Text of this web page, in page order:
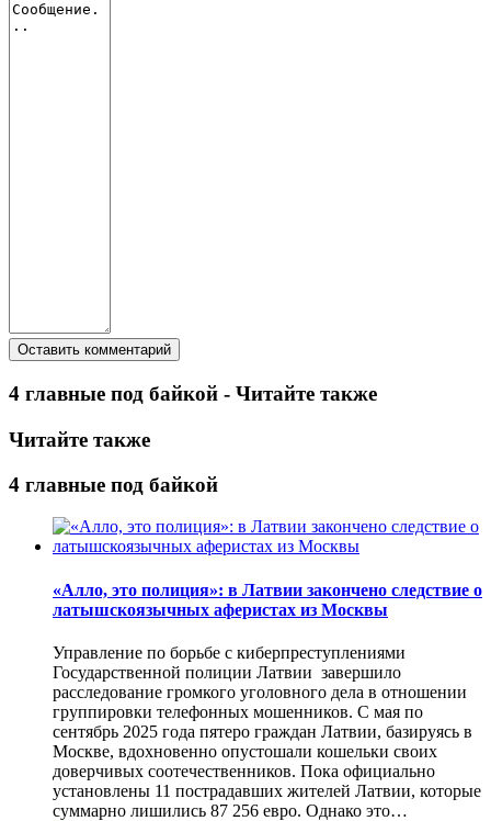
4 главные под байкой - Читайте также
Читайте также
4 главные под байкой
«Алло, это полиция»: в Латвии закончено следствие о
латышскоязычных аферистах из Москвы
Управление по борьбе с киберпреступлениями
Государственной полиции Латвии завершило
расследование громкого уголовного дела в отношении
группировки телефонных мошенников. С мая по
сентябрь 2025 года пятеро граждан Латвии, базируясь в
Москве, вдохновенно опустошали кошельки своих
доверчивых соотечественников. Пока официально
установлены 11 пострадавших жителей Латвии, которые
суммарно лишились 87 256 евро. Однако это…